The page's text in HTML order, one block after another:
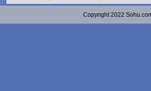
Copyright 2022